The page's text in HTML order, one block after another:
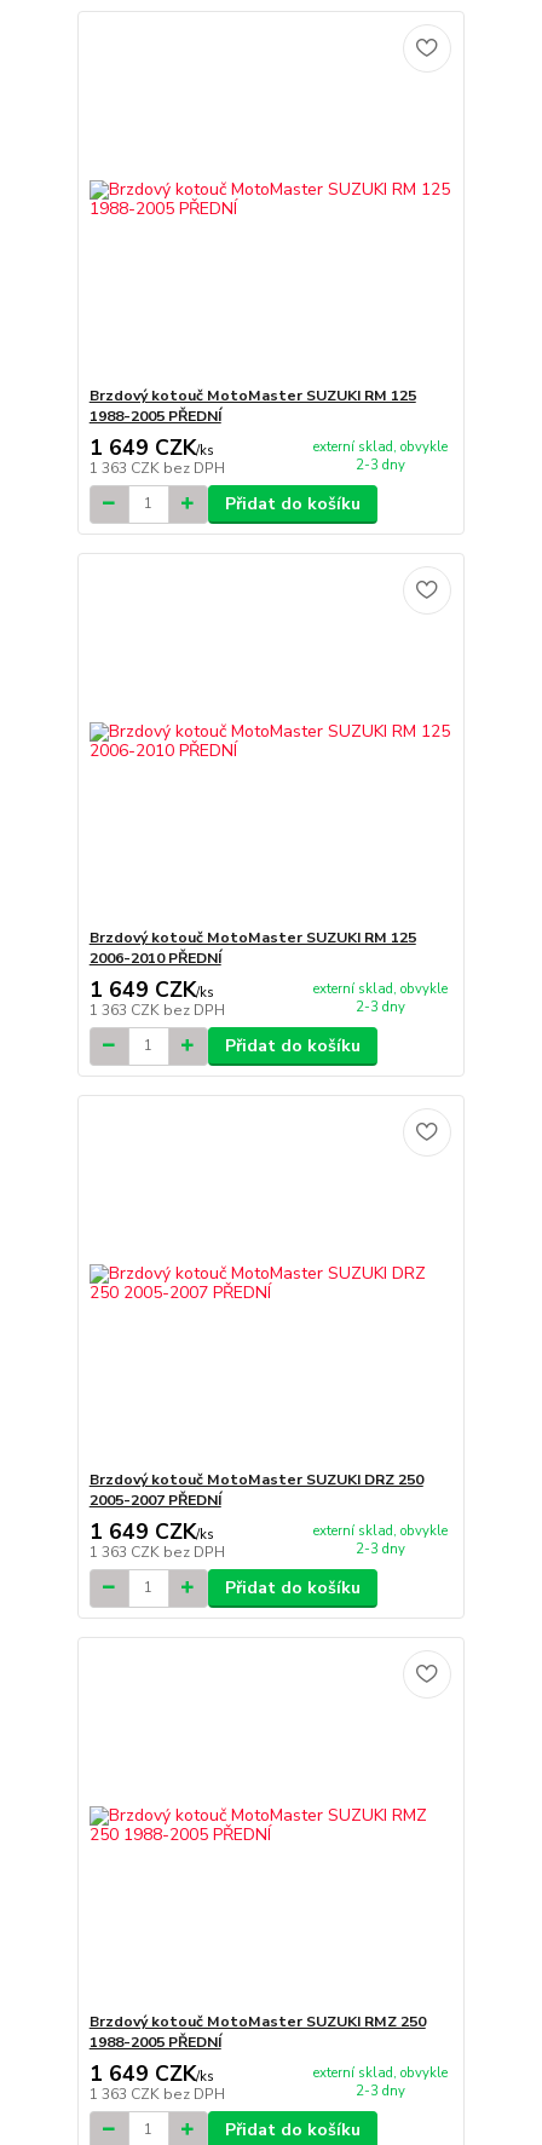
Brzdový kotouč MotoMaster SUZUKI RM 125
1988-2005 PŘEDNÍ
1 649 CZK/ks
1 363 CZK bez DPH
externí sklad, obvykle
2-3 dny
Přidat do košíku
Brzdový kotouč MotoMaster SUZUKI RM 125
2006-2010 PŘEDNÍ
1 649 CZK/ks
1 363 CZK bez DPH
externí sklad, obvykle
2-3 dny
Přidat do košíku
Brzdový kotouč MotoMaster SUZUKI DRZ 250
2005-2007 PŘEDNÍ
1 649 CZK/ks
1 363 CZK bez DPH
externí sklad, obvykle
2-3 dny
Přidat do košíku
Brzdový kotouč MotoMaster SUZUKI RMZ 250
1988-2005 PŘEDNÍ
1 649 CZK/ks
1 363 CZK bez DPH
externí sklad, obvykle
2-3 dny
Přidat do košíku